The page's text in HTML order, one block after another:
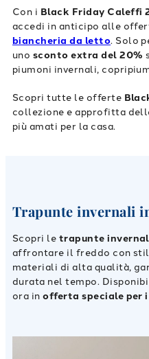
Con i Black Friday Caleffi
accedi in anticipo alle
biancheria da letto. Solo
uno sconto extra del 20%
piumoni invernali,
Scopri tutte le offerte
collezione e approfitta
più amati per la casa.
Trapunte invernali
Scopri le trapunte
affrontare il freddo con
materiali di alta qualità,
durata nel tempo.
ora inofferta speciale per